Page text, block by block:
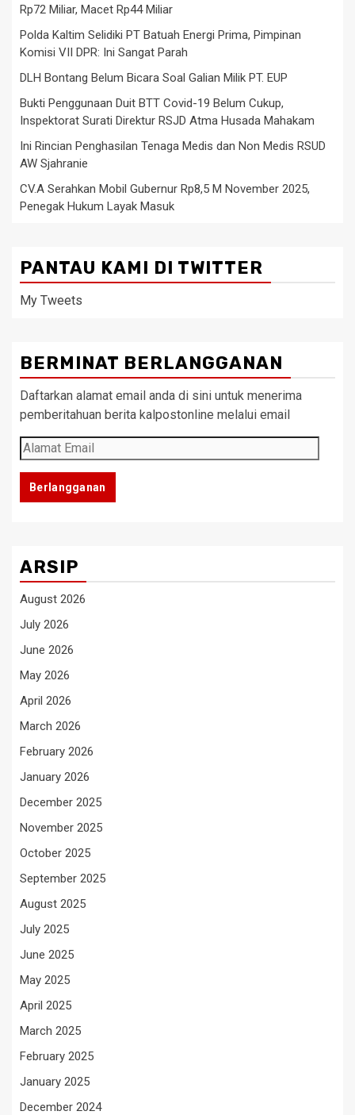
Rp72 Miliar, Macet Rp44 Miliar
Polda Kaltim Selidiki PT Batuah Energi Prima, Pimpinan
Komisi VII DPR: Ini Sangat Parah
DLH Bontang Belum Bicara Soal Galian Milik PT. EUP
Bukti Penggunaan Duit BTT Covid-19 Belum Cukup,
Inspektorat Surati Direktur RSJD Atma Husada Mahakam
Ini Rincian Penghasilan Tenaga Medis dan Non Medis RSUD
AW Sjahranie
CV.A Serahkan Mobil Gubernur Rp8,5 M November 2025,
Penegak Hukum Layak Masuk
PANTAU KAMI DI TWITTER
My Tweets
BERMINAT BERLANGGANAN
Daftarkan alamat email anda di sini untuk menerima
pemberitahuan berita kalpostonline melalui email
Alamat
Email
Berlangganan
ARSIP
August 2026
July 2026
June 2026
May 2026
April 2026
March 2026
February 2026
January 2026
December 2025
November 2025
October 2025
September 2025
August 2025
July 2025
June 2025
May 2025
April 2025
March 2025
February 2025
January 2025
December 2024